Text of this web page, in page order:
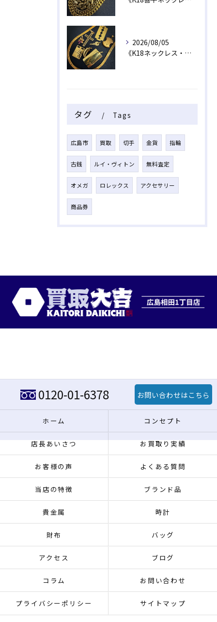
2026/08/05
《K18ネックレス・トップ》
タグ Tags
広島市 買取 切手 金貨 指輪
古銭 ルイ・ヴィトン 無料査定
オメガ ロレックス アクセサリー
商品券
0120-01-6378 お問い合わせはこちら
ホーム コンセプト
店長あいさつ お買取り実績
お客様の声 よくある質問
当店の特徴 ブランド品
貴金属 時計
財布 バッグ
アクセス ブログ
コラム お問い合わせ
プライバシーポリシー サイトマップ